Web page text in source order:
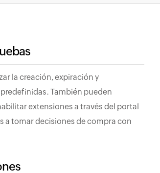
la creación, expiración y
También pueden
extensiones a través del portal
a tomar decisiones de compra con